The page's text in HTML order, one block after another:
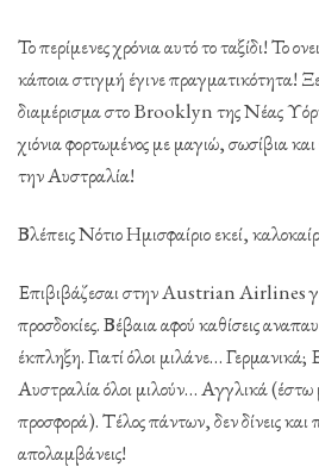
Το περίμενες χρόνια αυτό το ταξίδι! Το
κάποια στιγμή έγινε πραγματικότητα!
διαμέρισμα στο Brooklyn της Νέας
χιόνια φορτωμένος με μαγιώ, σωσίβια και
την Αυστραλία!
Βλέπεις Νότιο Ημισφαίριο εκεί,
Επιβιβάζεσαι στην Austrian Airlines
προσδοκίες. Βέβαια αφού καθίσεις
έκπληξη. Γιατί όλοι μιλάνε… Γερμανικά;
Αυστραλία όλοι μιλούν… Αγγλικά (έστω
προσφορά). Τέλος πάντων, δεν δίνεις
απολαμβάνεις!